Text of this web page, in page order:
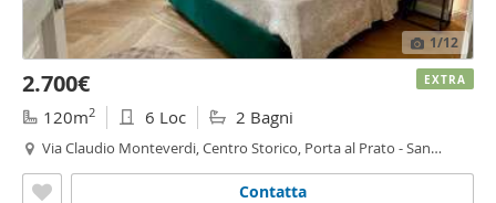
1/12
2.700€
120m2 6 Loc 2 Bagni
Via Claudio Monteverdi, Centro Storico, Porta al Prato - San
Contatta
EXTRA